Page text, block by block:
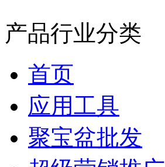
产品行业分类
首页
应用工具
聚宝盆批发